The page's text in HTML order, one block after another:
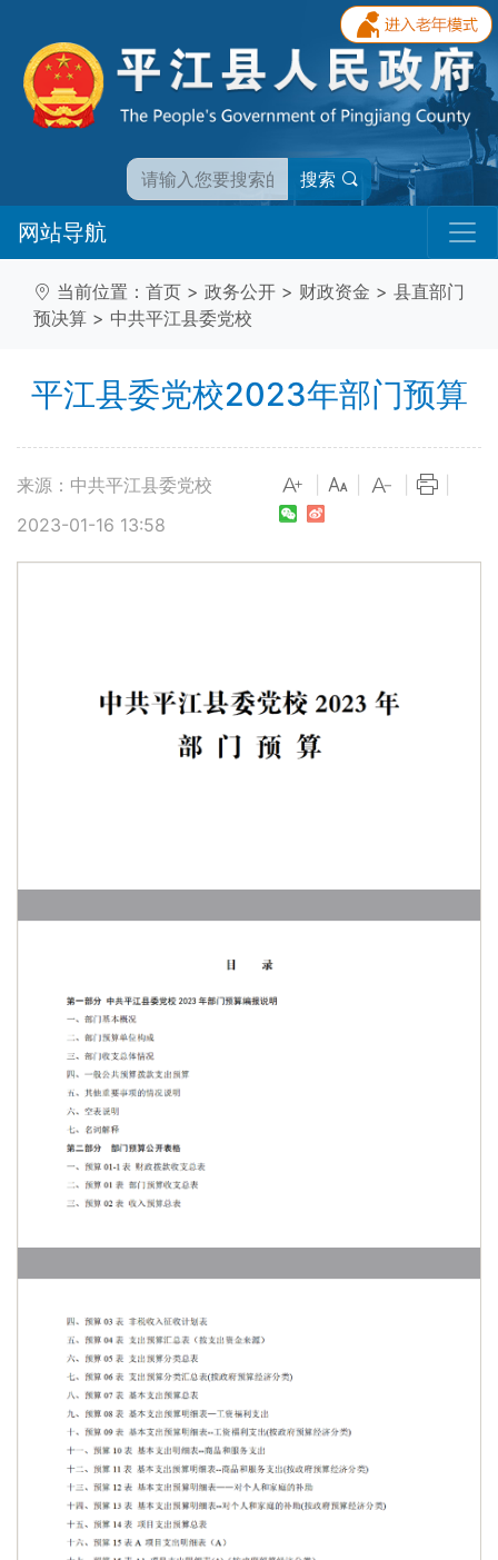
搜索
网站导航
当前位置： 首页 > 政务公开 > 财政资金 > 县直部门
预决算 > 中共平江县委党校
平江县委党校2023年部门预算
来源：中共平江县委党校
2023-01-16 13:58